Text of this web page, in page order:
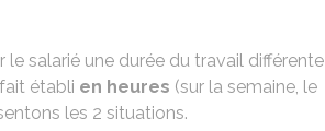
salarié une durée du travail différente
établi en heures (sur la semaine, le
les 2 situations.